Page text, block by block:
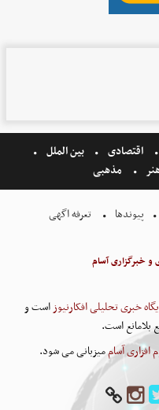
اقتصادی
بین الملل
مذهبی
پیوندها تعرفه اگهی
خبرگزاری آسام
خبری تحلیلی افکارنیوزاست و
بلامانع است.
افزاری آساممیزبانی می شود.